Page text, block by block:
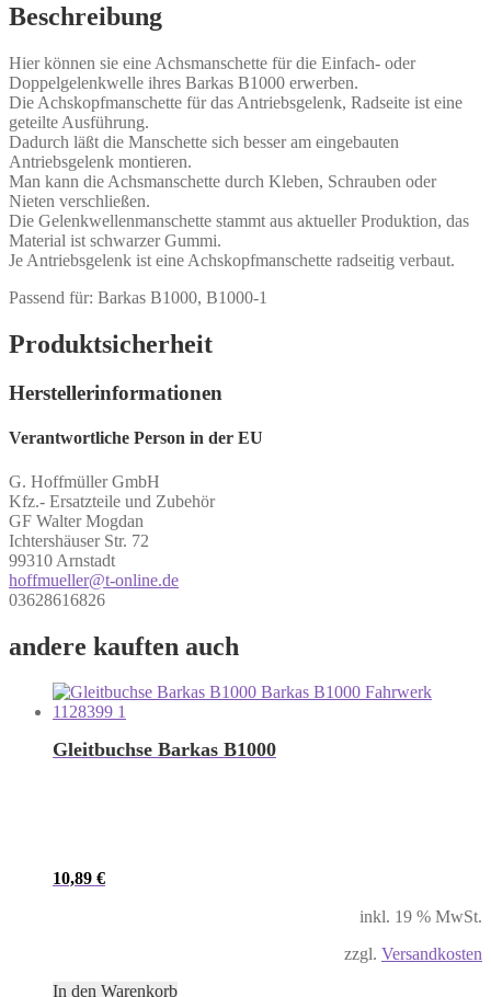
Beschreibung
Hier können sie eine Achsmanschette für die Einfach- oder
Doppelgelenkwelle ihres Barkas B1000 erwerben.
Die Achskopfmanschette für das Antriebsgelenk, Radseite ist eine
geteilte Ausführung.
Dadurch läßt die Manschette sich besser am eingebauten
Antriebsgelenk montieren.
Man kann die Achsmanschette durch Kleben, Schrauben oder
Nieten verschließen.
Die Gelenkwellenmanschette stammt aus aktueller Produktion, das
Material ist schwarzer Gummi.
Je Antriebsgelenk ist eine Achskopfmanschette radseitig verbaut.
Passend für: Barkas B1000, B1000-1
Produktsicherheit
Herstellerinformationen
Verantwortliche Person in der EU
G. Hoffmüller GmbH
Kfz.- Ersatzteile und Zubehör
GF Walter Mogdan
Ichtershäuser Str. 72
99310 Arnstadt
hoffmueller@t-online.de
03628616826
andere kauften auch
Gleitbuchse Barkas B1000
10,89 €
inkl. 19 % MwSt.
zzgl. Versandkosten
In den Warenkorb